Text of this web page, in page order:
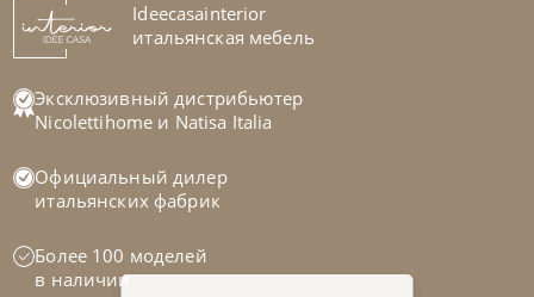
На заказ 45-90 дн
Ideecasainterior
итальянская мебель
Эксклюзивный дистрибьютер
Nicolettihome и Natisa Italia
Официальный дилер
итальянских фабрик
Более 100 моделей
в наличии